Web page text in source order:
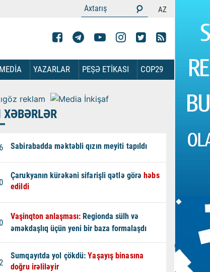
AZ
MEDİA YAZARLAR PEŞƏ ETİKASI COP29
XƏBƏRLƏR
Sabirabadda məktəbli qızın meyiti tapıldı
Çarukyanın kürəkəni sifarişli qətlə görəhəbs
edildi
Vaşinqton anlaşması: Regionda sülh və
əməkdaşlıq üçün yeni bir baza formalaşdı
Sumqayıtda yol çökdü:Yaşayış binasına
doğru irəliləyir